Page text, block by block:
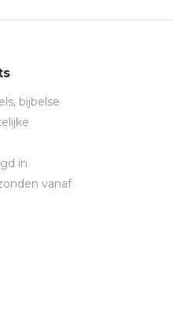
bijbelse
in
vanaf